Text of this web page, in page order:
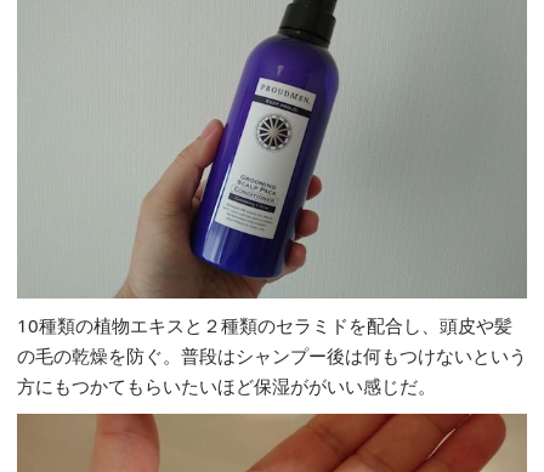
10種類の植物エキスと２種類のセラミドを配合し、頭皮や髪
の毛の乾燥を防ぐ。普段はシャンプー後は何もつけないという
方にもつかてもらいたいほど保湿ががいい感じだ。